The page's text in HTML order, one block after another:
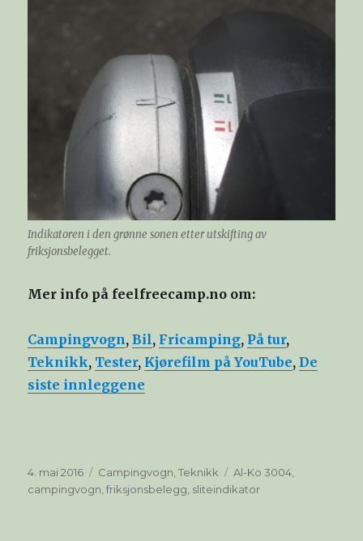
Indikatoren i den grønne sonen etter utskifting av
friksjonsbelegget.
Mer info på feelfreecamp.no om:
Campingvogn,Bil, Fricamping, På tur,
Teknikk, Tester, Kjørefilm på YouTube,De
siste innleggene
Publisert
4. mai 2016 Kategorier
Campingvogn ,Teknikk Stikkord
Al-Ko 3004
campingvogn ,friksjonsbelegg sliteindikator